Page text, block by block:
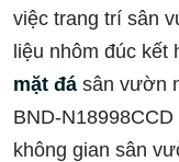
việc trang trí sân
liệu nhôm đúc kết
mặt đá sân vườn
BND-
không gian sân